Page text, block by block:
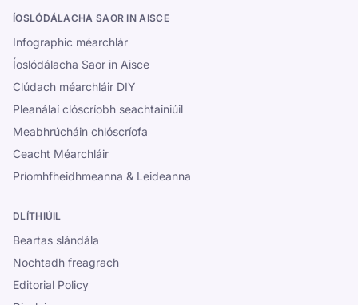
ÍOSLÓDÁLACHA SAOR IN AISCE
Infographic méarchlár
Íoslódálacha Saor in Aisce
Clúdach méarchláir DIY
Pleanálaí clóscríobh seachtainiúil
Meabhrúcháin chlóscríofa
Ceacht Méarchláir
Príomhfheidhmeanna & Leideanna
DLÍTHIÚIL
Beartas slándála
Nochtadh freagrach
Editorial Policy